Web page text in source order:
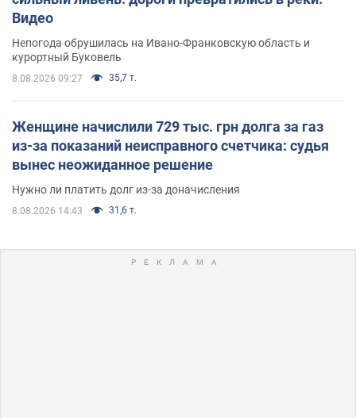
Видео
Непогода обрушилась на Ивано-Франковскую область и
курортный Буковель
8.08.2026 09:27 35,7 т.
Женщине начислили 729 тыс. грн долга за газ
из-за показаний неисправного счетчика: судья
вынес неожиданное решение
Нужно ли платить долг из-за доначисления
8.08.2026 14:43 31,6 т.